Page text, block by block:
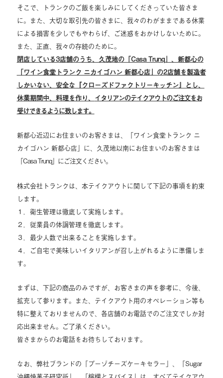
そこで、トランクのご飯を楽しみにしてくださっていた皆さま
に。また、大切な取引先の皆さまに、我々のわがままである休業
による損害を少しでもやわらげ、ご迷惑をおかけしないために。
また、正直、我々の存続のために。
閉店している3店舗のうち、久茂地の「Casa Trunq」、新都心の
「ワイン食堂トランク ニカイゴハン 新都心店」の2店舗を製造者
しかいない、安全な『クローズドファクトリーキッチン』とし、
休業期間中、料理を作り、 イタリアンのテイクアウトのご注文をお
受けできるように致します。
新都心近辺にお住まいのお客さまは、「ワイン食堂トランク ニ
カイゴハン 新都心店」に、久茂地以南にお住まいのお客さまは
「Casa Trunq」にご注文ください。
株式会社トランクは、本テイクアウトに関して下記の事項を約束
します。
１．衛生管理は徹底して実施します。
２．従業員の体調管理を徹底します。
３．最少人数で出来ることを実施します。
４．ご自宅で美味しいイタリアンが召し上がれるように準備しま
す。
まずは、下記の商品のみですが、お客さまの声を参考に、今後、
拡充して参ります。また、テイクアウト用のオペレーション等も
特に整えておりませんので、各店舗のお電話でのご注文でしか対
応出来ません。ご了承ください。
皆さまからのお電話をお待ちしております。
なお、弊社ブランドの「プーゾチーズケーキセラー」、「Sugar